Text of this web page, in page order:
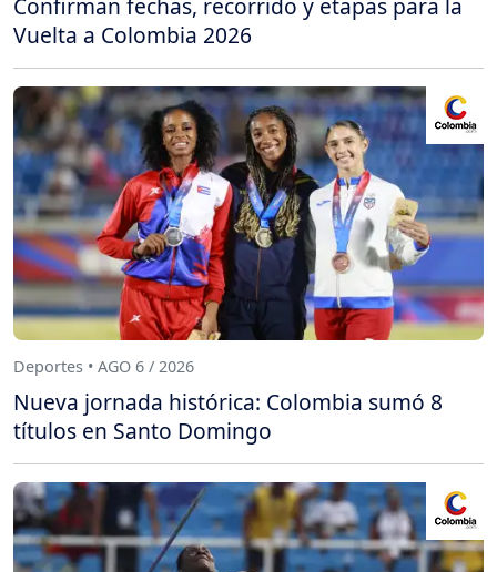
Vuelta a Colombia 2026
Deportes • AGO 6 / 2026
Nueva jornada histórica: Colombia sumó 8
títulos en Santo Domingo